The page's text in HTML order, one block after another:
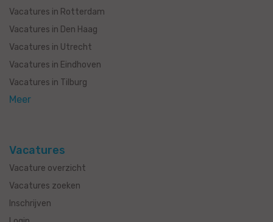
Vacatures in Rotterdam
Vacatures in Den Haag
Vacatures in Utrecht
Vacatures in Eindhoven
Vacatures in Tilburg
Meer
Vacatures
Vacature overzicht
Vacatures zoeken
Inschrijven